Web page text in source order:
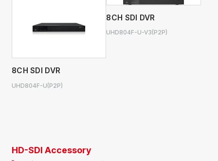
8CH SDI DVR
UHD804F-U(P2P)
8CH SDI DVR
UHD804F-U-V3(P2P)
HD-SDI Accessory